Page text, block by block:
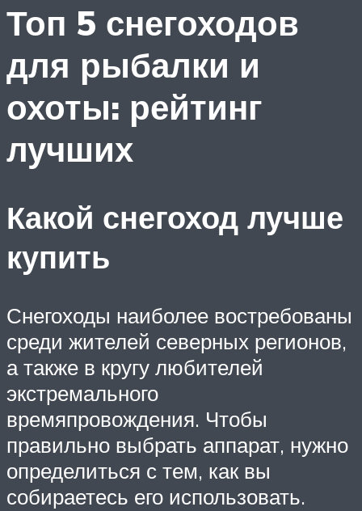
Топ 5 снегоходов
для рыбалки и
охоты: рейтинг
лучших
Какой снегоход лучше
купить
Снегоходы наиболее востребованы
среди жителей северных регионов,
а также в кругу любителей
экстремального
времяпровождения. Чтобы
правильно выбрать аппарат, нужно
определиться с тем, как вы
собираетесь его использовать.